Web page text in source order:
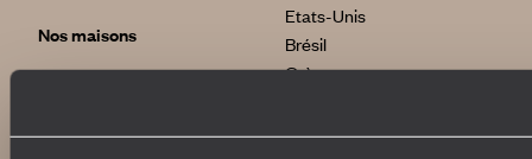
Nos maisons
Le Steam Ship Sudan
La Flâneuse du Nil
Etats-Unis
Brésil
Grèce